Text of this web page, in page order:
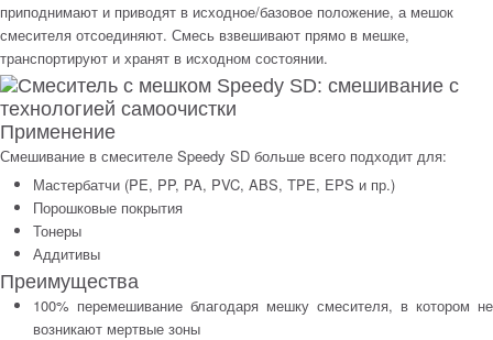
приподнимают и приводят в исходное/базовое положение, а мешок
смесителя отсоединяют. Смесь взвешивают прямо в мешке,
транспортируют и хранят в исходном состоянии.
Применение
Смешивание в смесителе Speedy SD больше всего подходит для:
Мастербатчи (PE, PP, PA, PVC, ABS, TPE, EPS и пр.)
Порошковые покрытия
Тонеры
Аддитивы
Преимущества
100% перемешивание благодаря мешку смесителя, в котором не
возникают мертвые зоны